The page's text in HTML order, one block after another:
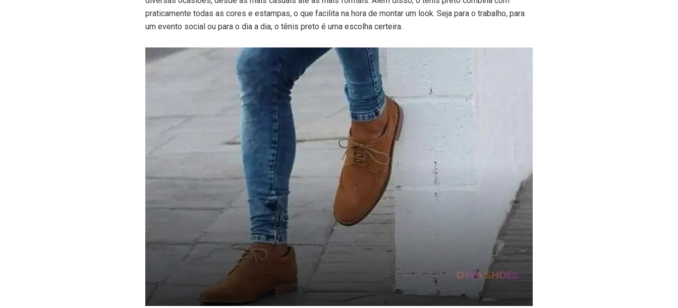
praticamente todas as cores e estampas, o que facilita na hora de montar um look. Seja para o trabalho, para
um evento social ou para o dia a dia, o tênis preto é uma escolha certeira.